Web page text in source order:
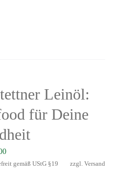
Leinöl:
für Deine
gemäß UStG §19 zzgl. Versand